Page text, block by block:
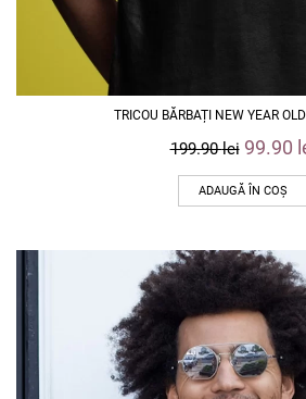
TRICOU BĂRBAȚI NEW YEAR
199.90lei 99.90
ADAUGĂ ÎN COȘ